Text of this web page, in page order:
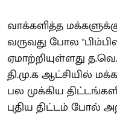
வாக்களித்த
வருவது போல
ஏமாற்றியுள்ளது
தி.மு.க ஆட்சியில்
பல முக்கிய
புதிய திட்டம் போல்